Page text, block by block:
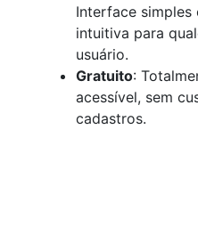
Interface simples
intuitiva para
usuário.
Gratuito:
acessível, sem
cadastros.